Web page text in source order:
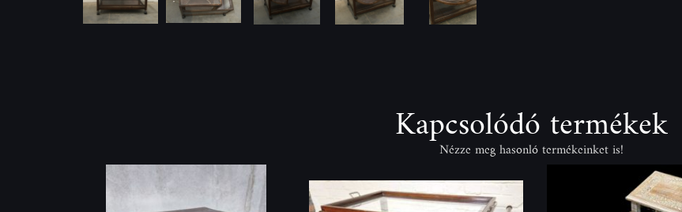
Kapcsolódó termékek
Nézze meg hasonló termékeinket is!